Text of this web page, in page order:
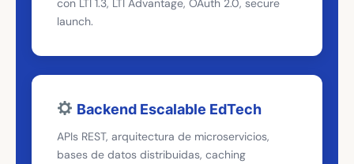
launch.
Backend Escalable EdTech
APIs REST, arquitectura de microservicios,
bases de datos distribuidas, caching